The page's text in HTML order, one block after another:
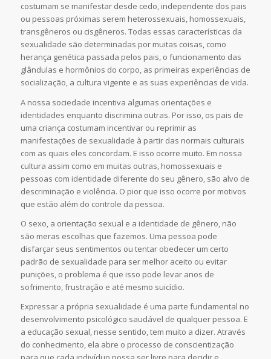
costumam se manifestar desde cedo, independente dos pais
ou pessoas próximas serem heterossexuais, homossexuais,
transgêneros ou cisgêneros. Todas essas características da
sexualidade são determinadas por muitas coisas, como
herança genética passada pelos pais, o funcionamento das
glândulas e hormônios do corpo, as primeiras experiências de
socialização, a cultura vigente e as suas experiências de vida.
A nossa sociedade incentiva algumas orientações e
identidades enquanto discrimina outras. Por isso, os pais de
uma criança costumam incentivar ou reprimir as
manifestações de sexualidade à partir das normais culturais
com as quais eles concordam. E isso ocorre muito. Em nossa
cultura assim como em muitas outras, homossexuais e
pessoas com identidade diferente do seu gênero, são alvo de
descriminação e violência. O pior que isso ocorre por motivos
que estão além do controle da pessoa.
O sexo, a orientação sexual e a identidade de gênero, não
são meras escolhas que fazemos. Uma pessoa pode
disfarçar seus sentimentos ou tentar obedecer um certo
padrão de sexualidade para ser melhor aceito ou evitar
punições, o problema é que isso pode levar anos de
sofrimento, frustração e até mesmo suicídio.
Expressar a própria sexualidade é uma parte fundamental no
desenvolvimento psicológico saudável de qualquer pessoa. E
a educação sexual, nesse sentido, tem muito a dizer. Através
do conhecimento, ela abre o processo de conscientização